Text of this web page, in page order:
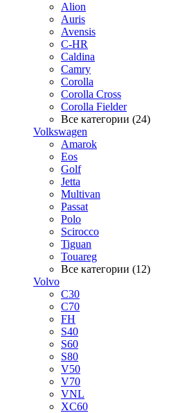
Alion
Auris
Avensis
C-HR
Caldina
Camry
Corolla
Corolla Cross
Corolla Fielder
Все категории (24)
Volkswagen
Amarok
Eos
Golf
Jetta
Multivan
Passat
Polo
Scirocco
Tiguan
Touareg
Все категории (12)
Volvo
C30
C70
FH
S40
S60
S80
V50
V70
VNL
XC60